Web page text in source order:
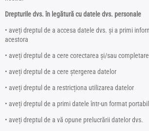
Drepturile dvs. în legătură cu datele dvs. personale
• aveți dreptul de a accesa datele dvs. și a primi
acestora
• aveți dreptul de a cere corectarea și/sau
• aveți dreptul de a cere ștergerea datelor
• aveți dreptul de a restricționa utilizarea datelor
• aveți dreptul de a primi datele într-un format portabil
• aveți dreptul de a vă opune prelucrării datelor dvs.